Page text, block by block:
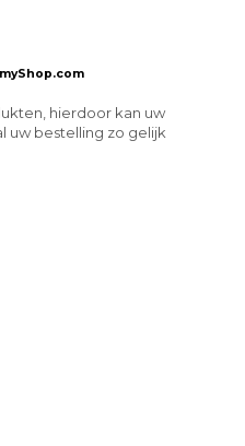
myShop.com
hierdoor kan uw
uw bestelling zo gelijk